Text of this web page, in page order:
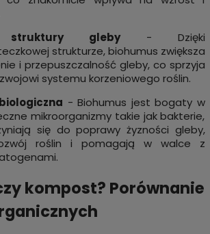
struktury gleby- Dzięki
strukturze, biohumus zwiększa
i przepuszczalność gleby, co sprzyja
systemu korzeniowego roślin.
- Biohumus jest bogaty w
mikroorganizmy takie jak bakterie,
się do poprawy żyzności gleby,
roślin i pomagają w walce z
kompost? Porównanie